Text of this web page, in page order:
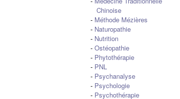
Chinoise
- Méthode Mézières
- Naturopathie
- Nutrition
- Ostéopathie
- Phytothérapie
- PNL
- Psychanalyse
- Psychologie
- Psychothérapie